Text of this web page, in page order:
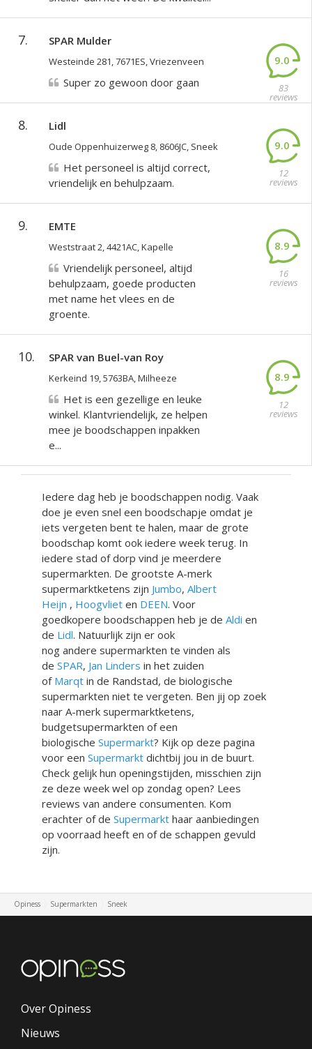
7. SPAR Mulder
Westeinde 281, 7671ES, Vriezenveen 9.0
83
reviews
Super zo gewoon door gaan
8. Lidl
Oude Oppenhuizerweg 8, 8606JC, Sneek 9.0
12
reviews
Het personeel is altijd correct,
vriendelijk en behulpzaam.
9. EMTE
Weststraat 2, 4421AC, Kapelle 8.9
16
reviews
Vriendelijk personeel, altijd
behulpzaam, goede producten
met name het vlees en de
groente.
10. SPAR van Buel-van Roy
Kerkeind 19, 5763BA, Milheeze 8.9
12
reviews
Het is een gezellige en leuke
winkel. Klantvriendelijk, ze helpen
mee je boodschappen inpakken
e...
Iedere dag heb je boodschappen nodig. Vaak
doe je even snel een boodschapje omdat je
iets vergeten bent te halen, maar de grote
boodschap komt ook iedere week terug. In
iedere stad of dorp vind je meerdere
supermarkten. De grootste A-merk
supermarktketens zijn Jumbo, Albert
Heijn , Hoogvliet en DEEN. Voor
goedkopere boodschappen heb je de Aldi en
de Lidl. Natuurlijk zijn er ook
nog andere supermarkten te vinden als
de SPAR, Jan Linders in het zuiden
of Marqt in de Randstad, de biologische
supermarkten niet te vergeten. Ben jij op zoek
naar A-merk supermarktketens,
budgetsupermarkten of een
biologische Supermarkt? Kijk op deze pagina
voor een Supermarkt dichtbij jou in de buurt.
Check gelijk hun openingstijden, misschien zijn
ze deze week wel op zondag open? Lees
reviews van andere consumenten. Kom
erachter of de Supermarkt haar aanbiedingen
op voorraad heeft en of de schappen gevuld
zijn.
Opiness Supermarkten Sneek
Over Opiness
Nieuws